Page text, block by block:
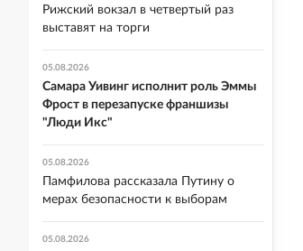
Рижский вокзал в четвертый раз
выставят на торги
05.08.2026
Самара Уивинг исполнит роль Эммы
Фрост в перезапуске франшизы
"Люди Икс"
05.08.2026
Памфилова рассказала Путину о
мерах безопасности к выборам
05.08.2026